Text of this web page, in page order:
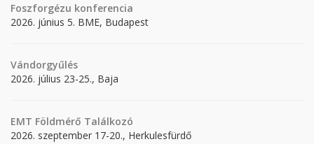
Foszforgézu konferencia
2026. június 5. BME, Budapest
Vándorgyűlés
2026. július 23-25., Baja
EMT Földmérő Találkozó
2026. szeptember 17-20., Herkulesfürdő